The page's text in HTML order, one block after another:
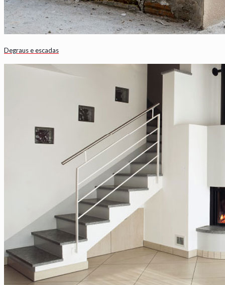
Degraus e escadas